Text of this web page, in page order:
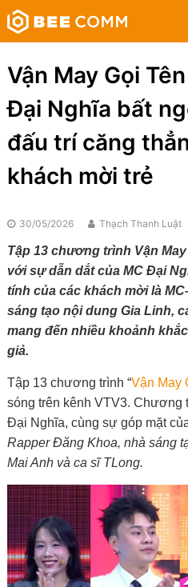
Skip
to
content
Bee
Comm
Truyền
thông
đa
phương
tiện
Vận May Gọi
Đại Nghĩa bất
đấu trí căng
khách mời trẻ
30/05/2026 Thạch Thanh Luật
Tập 13 chương trình Vận
với sự dẫn dắt của MC Đại
tính của các khách mời là MC
sáng tạo nội dung Gia Linh,
mang đến nhiều khoảnh
giả.
Tập 13 chương trình “Vận May
sóng trên kênh VTV3. Chương
Đại Nghĩa, cùng sự góp mặt
Rapper Đăng Khoa, nhà sáng
Mai Anh và ca sĩ TLong.